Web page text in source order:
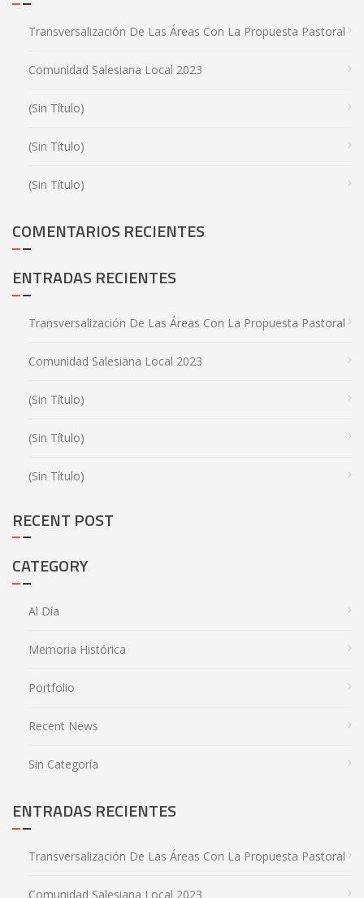
Transversalización De Las Áreas Con La Propuesta Pastoral
Comunidad Salesiana Local 2023
(sin Título)
(sin Título)
(sin Título)
COMENTARIOS RECIENTES
ENTRADAS RECIENTES
Transversalización De Las Áreas Con La Propuesta Pastoral
Comunidad Salesiana Local 2023
(sin Título)
(sin Título)
(sin Título)
RECENT POST
CATEGORY
Al Día
Memoria Histórica
Portfolio
Recent News
Sin Categoría
ENTRADAS RECIENTES
Transversalización De Las Áreas Con La Propuesta Pastoral
Comunidad Salesiana Local 2023